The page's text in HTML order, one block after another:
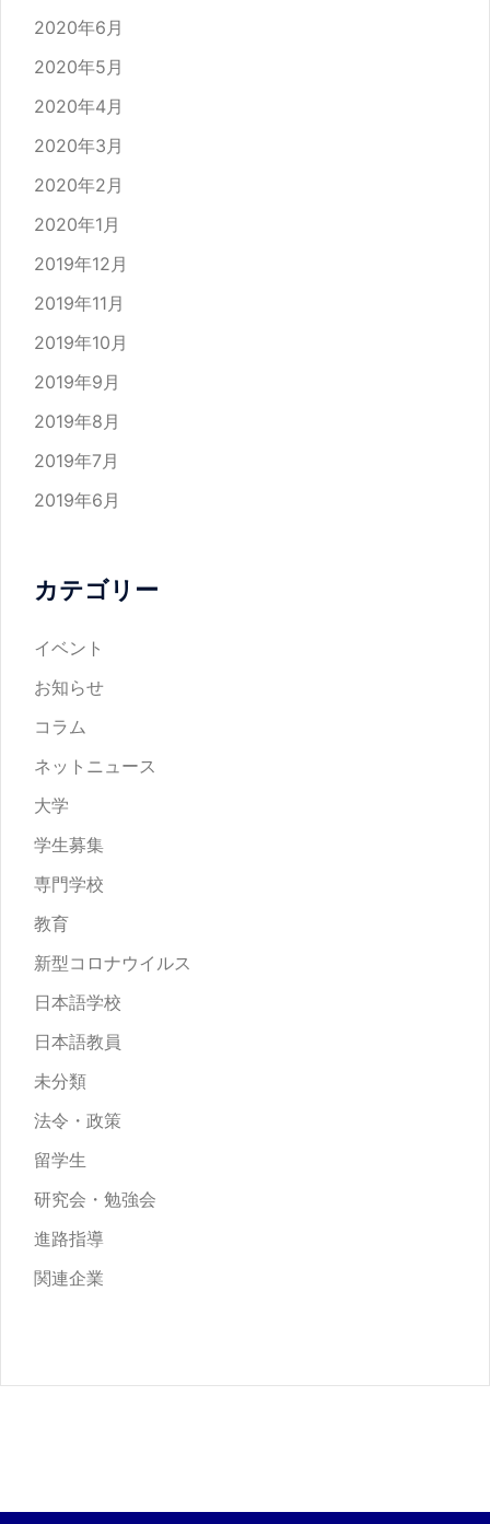
2020年6月
2020年5月
2020年4月
2020年3月
2020年2月
2020年1月
2019年12月
2019年11月
2019年10月
2019年9月
2019年8月
2019年7月
2019年6月
カテゴリー
イベント
お知らせ
コラム
ネットニュース
大学
学生募集
専門学校
教育
新型コロナウイルス
日本語学校
日本語教員
未分類
法令・政策
留学生
研究会・勉強会
進路指導
関連企業